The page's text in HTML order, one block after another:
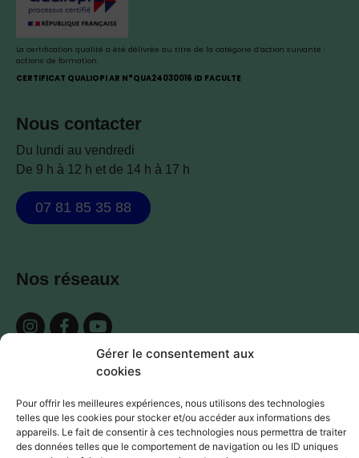
Gérer le consentement aux
cookies
Pour offrir les meilleures expériences, nous utilisons des technologies
telles que les cookies pour stocker et/ou accéder aux informations des
appareils. Le fait de consentir à ces technologies nous permettra de traiter
des données telles que le comportement de navigation ou les ID uniques
La certification qualité a été délivrée au titre de la catégorie d’action suivante :
actions de formation.
CERTIFICAT QUALIOPI AR N°QUA24030016 ID FACULTE
Nous contacter
Du lundi au vendredi
De 9 h à 12 h et de 14 h à 17 h
07 81 85 35 88
Nos réseaux
©ID Faculté 2026 - Tous droits réservés
Site réalisé parMarine DrouartetThomas Ganet